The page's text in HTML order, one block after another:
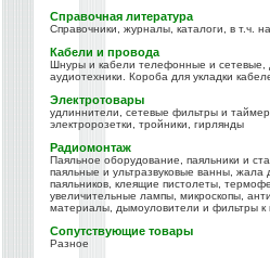
Справочная литература
Справочники, журналы, каталоги, в т.ч.
Кабели и провода
Шнуры и кабели телефонные и сетевые,
аудиотехники. Короба для укладки
Электротовары
удлиннители, сетевые фильтры и
электророзетки, тройники, гирлянды
Радиомонтаж
Паяльное оборудование, паяльники и
паяльные и ультразвуковые ванны, жала
паяльников, клеящие пистолеты,
увеличительные лампы, микроскопы,
материалы, дымоуловители и фильтры к
Сопутствующие товары
Разное